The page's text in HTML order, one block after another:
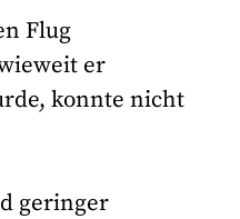
Flug
er
konnte nicht
geringer